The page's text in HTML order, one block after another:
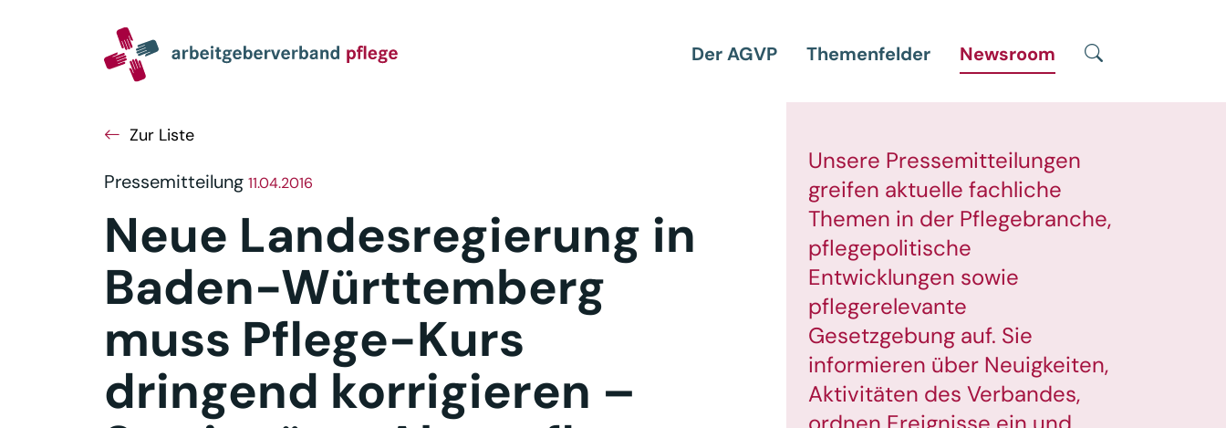
Der AGVP
Themenfelder Newsroom
Zur Liste
Pressemitteilung 11.04.2016
Neue Landesregierung in
Baden-Württemberg
muss Pflege-Kurs
dringend korrigieren –
Unsere Pressemitteilungen
greifen aktuelle fachliche
Themen in der Pflegebranche,
pflegepolitische
Entwicklungen sowie
pflegerelevante
Gesetzgebung auf. Sie
informieren über Neuigkeiten,
Aktivitäten des Verbandes,